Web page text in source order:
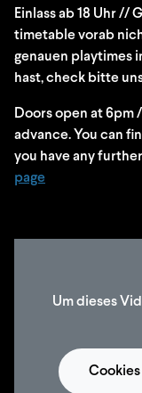
Einlass ab 18 Uhr
timetable vorab
genauen playtimes
hast, check bitte
Doors open at 6pm
advance. You can
you have any
page
Um dieses